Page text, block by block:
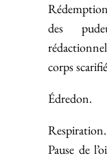
des
corps
Édredon.
Respiration.
Pause de